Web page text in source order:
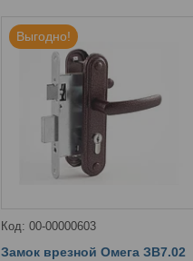
Выгодно!
00-00000603
Замок врезной Омега ЗВ7.02